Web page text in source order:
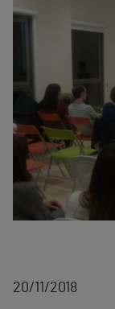
Comunicación
20/11/2018